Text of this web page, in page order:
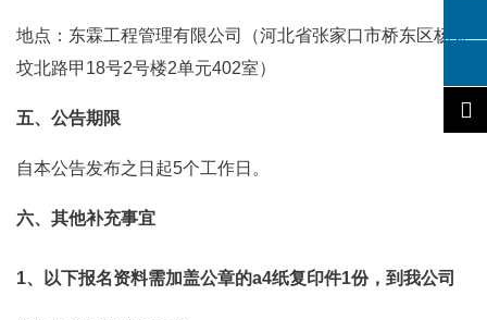
地点：东霖工程管理有限公司（河北省张家口市桥东区杨家
坟北路甲18号2号楼2单元402室）
五、公告期限
自本公告发布之日起5个工作日。
六、其他补充事宜
1、以下报名资料需加盖公章的a4纸复印件1份，到我公司